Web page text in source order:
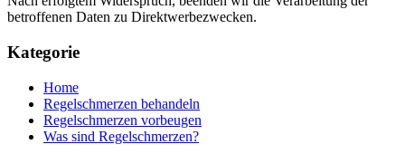
betroffenen Daten zu Direktwerbezwecken.
Kategorie
Home
Regelschmerzen behandeln
Regelschmerzen vorbeugen
Was sind Regelschmerzen?